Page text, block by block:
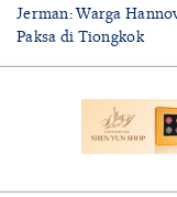
Jerman: Warga
Paksa di Tiongkok